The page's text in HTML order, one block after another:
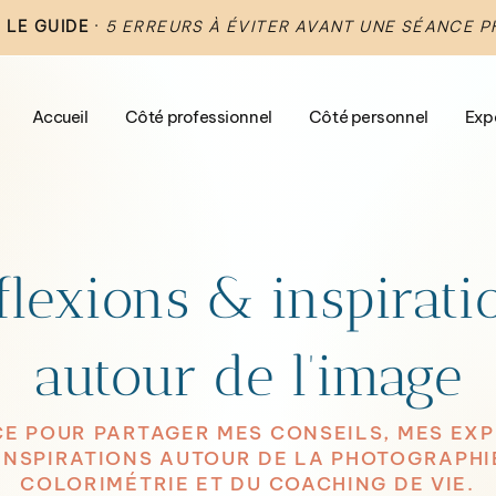
LE GUIDE · 5 ERREURS À ÉVITER AVANT UNE SÉANCE
Accueil Côté professionnel Côté personnel
&
autour de l’image
POUR PARTAGER MES CONSEILS, MES
AUTOUR DE LA
COLORIMÉTRIE ET DU COACHING DE VIE.